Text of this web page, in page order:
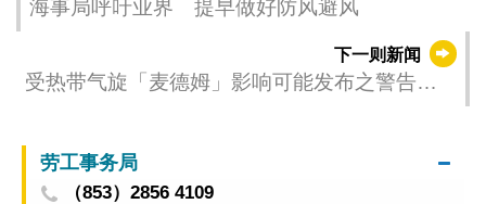
海事局呼吁业界 提早做好防风避风
下一则新闻
受热带气旋「麦德姆」影响可能发布之警告
劳工事务局
（853）2856 4109